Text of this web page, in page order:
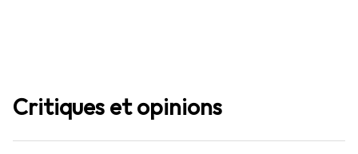
Critiques et opinions